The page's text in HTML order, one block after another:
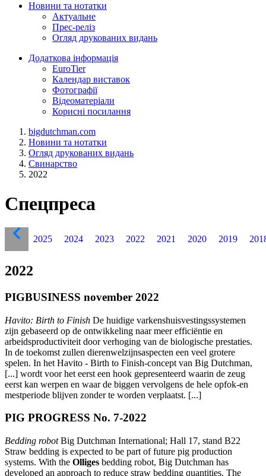
Новини та нотатки
Актуальне
Прес-реліз
Огляд друкованих видань
Додаткова інформація
EuroTier
Календар виставок
Фотографії
Відеоматеріали
Корисні посилання
bigdutchman.com
Новини та нотатки
Огляд друкованих видань
Свинарство
2022
Спецпреса
2025 2024 2023 2022 2021 2020 2019
2022
PIGBUSINESS november 2022
Havito: Birth to Finish De huidige varkenshuisvestingssystemen
zijn gebaseerd op de ontwikkeling naar meer efficiëntie en
arbeidsproductiviteit door verhoging van de biologische prestaties.
In de toekomst zullen dierenwelzijnsaspecten een veel grotere
spelen. In het Havito - Birth to Finish-concept van Big Dutchman,
[...] wordt voor het eerst een hook gepresenteerd waarin de zeug
eerst kan werpen en waar de biggen vervolgens de hele opfok-en
mestperiode blijven zonder te worden verplaatst. [...]
PIG PROGRESS No. 7-2022
Bedding robotBig Dutchman International; Hall 17, stand B22
Straw bedding is expected to be part of future pig production
systems. With the Olliges bedding robot, Big Dutchman has
developed an approach to reduce straw bedding quantities. The